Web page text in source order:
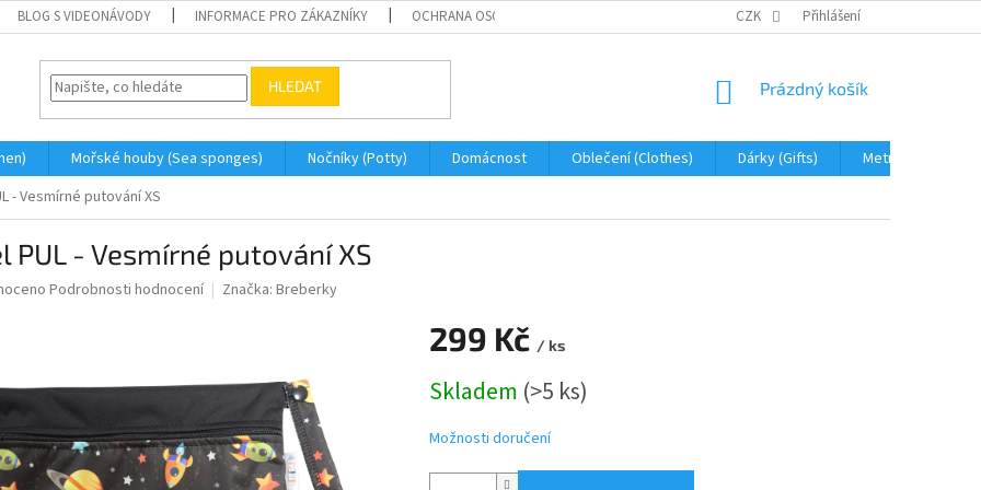
BLOG S VIDEONÁVODY INFORMACE PRO ZÁKAZNÍKY OCHRANA OSOBNÍCH ÚDAJŮ JAK NA REKLAMACI A VRÁCENÍ ZBOŽÍ
CZK Přihlášení
HLEDAT
NÁKUPNÍ
Prázdný košík
Mořské houby (Sea sponges) Nočníky (Potty) Domácnost Oblečení (Clothes) Dárky (Gifts)
Metráž (fabric)
- Vesmírné putování XS
PUL - Vesmírné putování XS
Podrobnosti hodnocení Značka: Breberky
299 Kč / ks
cena:
Skladem (>5 ks)
Možnosti doručení